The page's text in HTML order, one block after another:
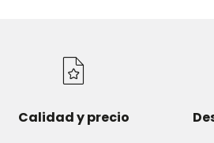
Calidad y precio